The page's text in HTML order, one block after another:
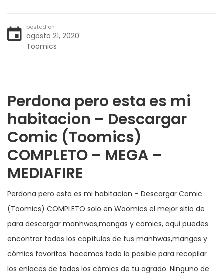
posted on
agosto 21, 2020
Toomics
Perdona pero esta es mi
habitacion – Descargar
Comic (Toomics)
COMPLETO – MEGA –
MEDIAFIRE
Perdona pero esta es mi habitacion – Descargar Comic
(Toomics) COMPLETO solo en Woomics el mejor sitio de
para descargar manhwas,mangas y comics, aqui puedes
encontrar todos los capítulos de tus manhwas,mangas y
cómics favoritos. hacemos todo lo posible para recopilar
los enlaces de todos los cómics de tu agrado. Ninguno de